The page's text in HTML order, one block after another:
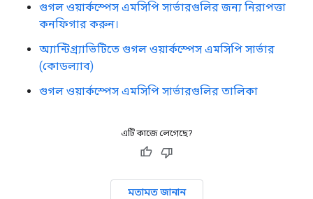
গুগল ওয়ার্কস্পেস এমসিপি সার্ভারগুলির জন্য নিরাপত্তা
কনফিগার করুন।
অ্যান্টিগ্র্যাভিটিতে গুগল ওয়ার্কস্পেস এমসিপি সার্ভার
(কোডল্যাব)
গুগল ওয়ার্কস্পেস এমসিপি সার্ভারগুলির তালিকা
এটি কাজে লেগেছে?
মতামত জানান